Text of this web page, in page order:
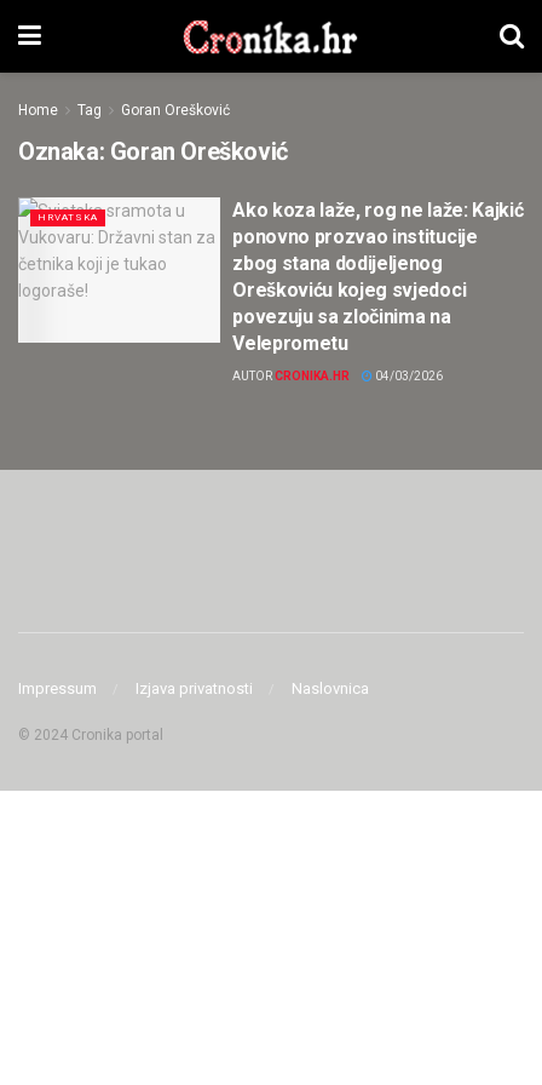
Home Tag Goran Orešković
Oznaka: Goran Orešković
HRVATSKA
Ako koza laže, rog ne laže: Kajkić
ponovno prozvao institucije
zbog stana dodijeljenog
Oreškoviću kojeg svjedoci
povezuju sa zločinima na
Veleprometu
AUTORCRONIKA.HR 04/03/2026
Impressum Izjava privatnosti Naslovnica
© 2024 Cronika portal